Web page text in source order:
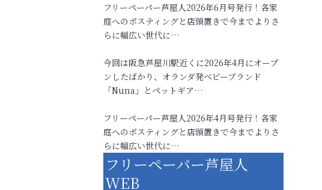
フリーペーパー芦屋人2026年6月号発行！各家
庭へのポスティングと店頭置きで今までよりさ
らに幅広い世代に…
今回は阪急芦屋川駅近くに2026年4月にオープ
ンしたばかり、オランダ発ベビーブランド
「Nuna」とペットギア…
フリーペーパー芦屋人2026年4月号発行！各家
庭へのポスティングと店頭置きで今までよりさ
らに幅広い世代に…
フリーペーパー芦屋人
WEB